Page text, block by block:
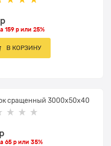
р
159 р или25%
В КОРЗИНУ
сращенный 3000x50х40
р
65 р или35%